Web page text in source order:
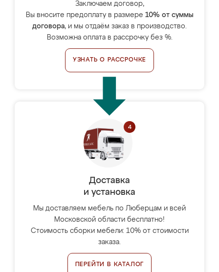
Заключаем договор,
Вы вносите предоплату в размере 10% от суммы
договора, и мы отдаём заказ в производство.
Возможна оплата в рассрочку без %.
УЗНАТЬ О РАССРОЧКЕ
Доставка
и установка
Мы доставляем мебель по Люберцам и всей
Московской области бесплатно!
Стоимость сборки мебели: 10% от стоимости
заказа.
ПЕРЕЙТИ В КАТАЛОГ